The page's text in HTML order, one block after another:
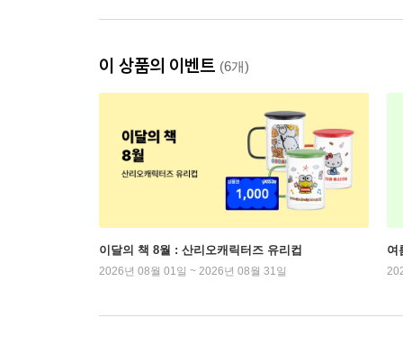
이 상품의 이벤트 (6개)
이달의 책 8월 : 산리오캐릭터즈 유리컵
2026년 08월 01일 ~ 2026년 08월 31일
여